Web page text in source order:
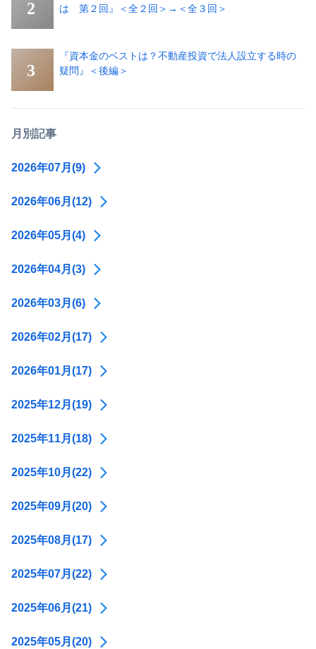
は 第２回』＜全２回＞→＜全３回＞
『資本金のベストは？不動産投資で法人設立する時の
疑問』＜後編＞
月別記事
2026年07月(9)
2026年06月(12)
2026年05月(4)
2026年04月(3)
2026年03月(6)
2026年02月(17)
2026年01月(17)
2025年12月(19)
2025年11月(18)
2025年10月(22)
2025年09月(20)
2025年08月(17)
2025年07月(22)
2025年06月(21)
2025年05月(20)